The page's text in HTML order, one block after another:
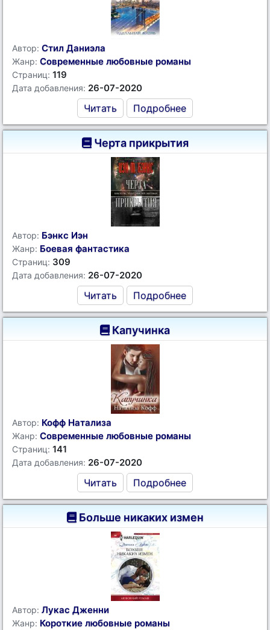
Автор: Стил Даниэла
Жанр: Современные любовные романы
Страниц: 119
Дата добавления: 26-07-2020
Читать Подробнее
Черта прикрытия
Автор: Бэнкс Иэн
Жанр: Боевая фантастика
Страниц: 309
Дата добавления: 26-07-2020
Читать Подробнее
Капучинка
Автор: Кофф Натализа
Жанр: Современные любовные романы
Страниц: 141
Дата добавления: 26-07-2020
Читать Подробнее
Больше никаких измен
Автор: Лукас Дженни
Жанр: Короткие любовные романы